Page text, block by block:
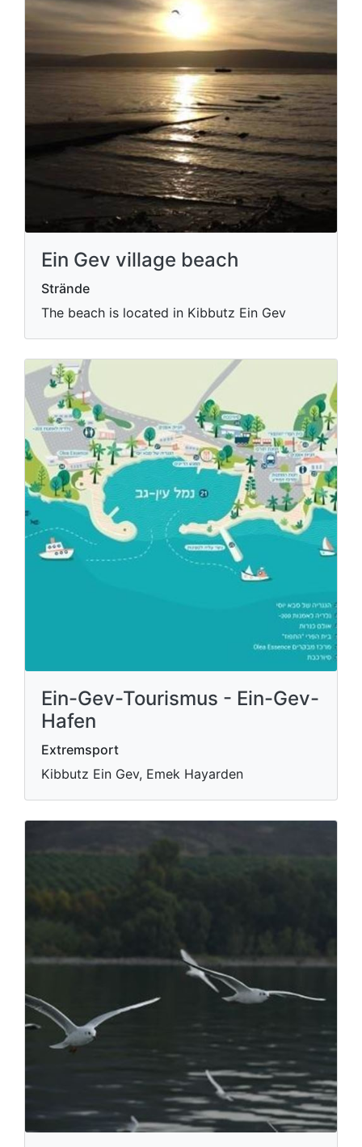
Ein Gev village beach
Strände
The beach is located in Kibbutz Ein Gev
Ein-Gev-Tourismus - Ein-Gev-
Hafen
Extremsport
Kibbutz Ein Gev, Emek Hayarden